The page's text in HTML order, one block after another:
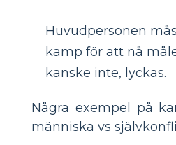
Huvudpersonen
kamp för att nå
kanske inte, lyckas.
Några exempel på
människa vs